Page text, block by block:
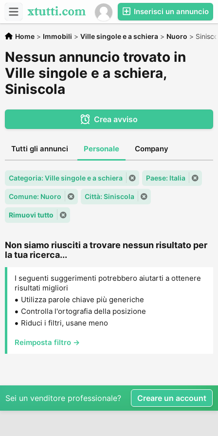
Inserisci un annuncio
Home > Immobili > Ville singole e a schiera > Nuoro >
Nessun annuncio trovato in
Ville singole e a schiera,
Siniscola
Crea avviso
Tutti gli annunci Personale Company
Categoria: Ville singole e a schiera Paese: Italia
Comune: Nuoro Città: Siniscola
Rimuovi tutto
Non siamo riusciti a trovare nessun risultato per
la tua ricerca...
I seguenti suggerimenti potrebbero aiutarti a ottenere
risultati migliori
Utilizza parole chiave più generiche
Controlla l'ortografia della posizione
Riduci i filtri, usane meno
Reimposta filtro →
Sei un venditore professionale? Creare un account